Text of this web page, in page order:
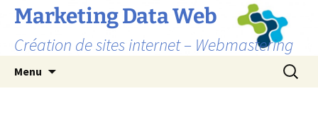
Marketing Data Web
Création de sites internet – Webmastering
Menu